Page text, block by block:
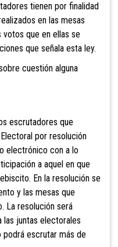
tienen por finalidad
en las mesas
que en ellas se
que señala esta ley.
cuestión alguna
escrutadores que
por resolución
electrónico con a lo
a aquel en que
En la resolución se
y las mesas que
La resolución será
juntas electorales
escrutar más de